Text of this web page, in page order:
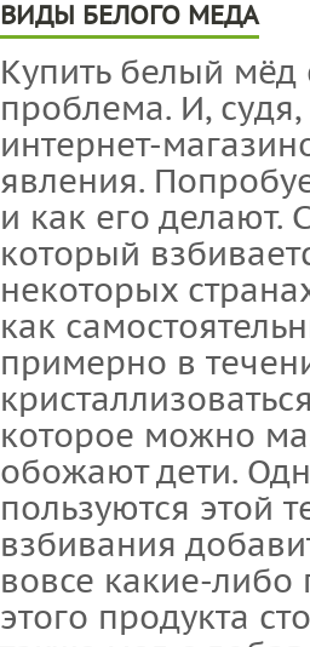
ВИДЫ БЕЛОГО МЕДА
Купить белый мёд
проблема. И,
интернет-
явления.
и как его делают.
который
некоторых
как
примерно в
которое можно
обожают дети.
пользуются этой
взбивания
вовсе какие-либо
этого продукта